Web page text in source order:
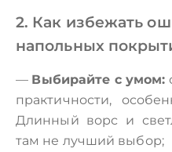
2. Как избежать
напольных
— Выбирайте с умом:
практичности,
Длинный ворс и
там не лучший выбор;